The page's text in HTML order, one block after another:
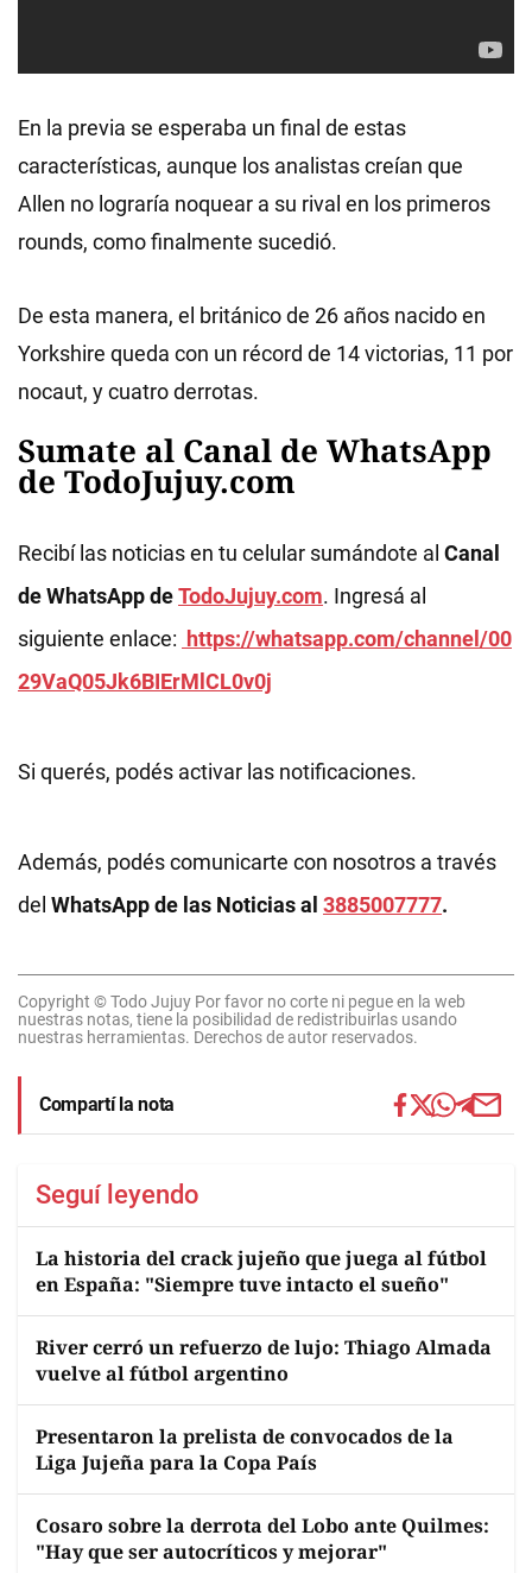
En la previa se esperaba un final de estas
características, aunque los analistas creían que
Allen no lograría noquear a su rival en los primeros
rounds, como finalmente sucedió.
De esta manera, el británico de 26 años nacido en
Yorkshire queda con un récord de 14 victorias, 11 por
nocaut, y cuatro derrotas.
Sumate al Canal de WhatsApp
de TodoJujuy.com
Recibí las noticias en tu celular sumándote al Canal
de WhatsApp deTodoJujuy.com. Ingresá al
siguiente enlace: https://whatsapp.com/channel/00
29VaQ05Jk6BIErMlCL0v0j
Si querés, podés activar las notificaciones.
Además, podés comunicarte con nosotros a través
del WhatsApp de las Noticias al 3885007777.
Copyright © Todo Jujuy Por favor no corte ni pegue en la web
nuestras notas, tiene la posibilidad de redistribuirlas usando
nuestras herramientas. Derechos de autor reservados.
Compartí la nota
Seguí leyendo
La historia del crack jujeño que juega al fútbol
en España: "Siempre tuve intacto el sueño"
River cerró un refuerzo de lujo: Thiago Almada
vuelve al fútbol argentino
Presentaron la prelista de convocados de la
Liga Jujeña para la Copa País
Cosaro sobre la derrota del Lobo ante Quilmes:
"Hay que ser autocríticos y mejorar"